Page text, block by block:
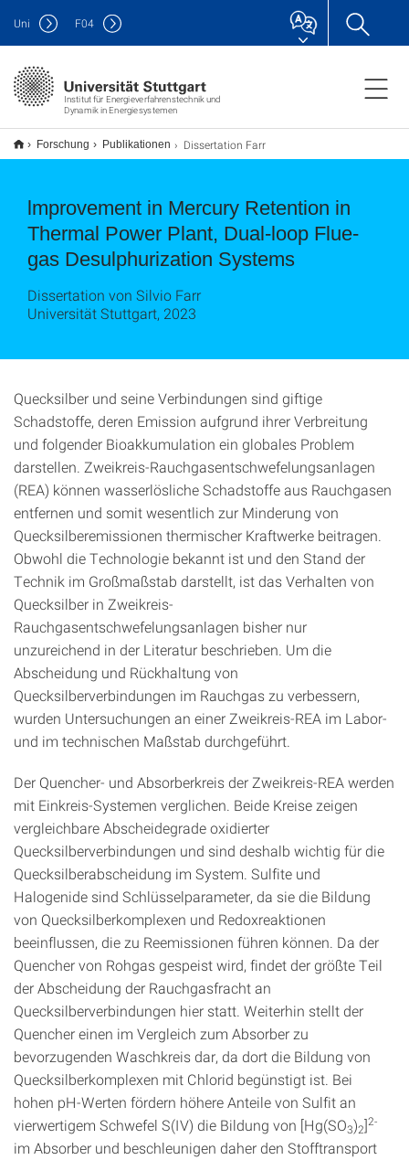
Institut für Energieverfahrenstechnik und
Dynamik in Energiesystemen
Uni F04
Forschung Publikationen Dissertation Farr
lmprovement in Mercury Retention in
Thermal Power Plant, Dual-loop Flue-
gas Desulphurization Systems
Dissertation von Silvio Farr
Universität Stuttgart, 2023
Quecksilber und seine Verbindungen sind giftige
Schadstoffe, deren Emission aufgrund ihrer Verbreitung
und folgender Bioakkumulation ein globales Problem
darstellen. Zweikreis-Rauchgasentschwefelungsanlagen
(REA) können wasserlösliche Schadstoffe aus Rauchgasen
entfernen und somit wesentlich zur Minderung von
Quecksilberemissionen thermischer Kraftwerke beitragen.
Obwohl die Technologie bekannt ist und den Stand der
Technik im Großmaßstab darstellt, ist das Verhalten von
Quecksilber in Zweikreis-
Rauchgasentschwefelungsanlagen bisher nur
unzureichend in der Literatur beschrieben. Um die
Abscheidung und Rückhaltung von
Quecksilberverbindungen im Rauchgas zu verbessern,
wurden Untersuchungen an einer Zweikreis-REA im Labor-
und im technischen Maßstab durchgeführt.
Der Quencher- und Absorberkreis der Zweikreis-REA werden
mit Einkreis-Systemen verglichen. Beide Kreise zeigen
vergleichbare Abscheidegrade oxidierter
Quecksilberverbindungen und sind deshalb wichtig für die
Quecksilberabscheidung im System. Sulfite und
Halogenide sind Schlüsselparameter, da sie die Bildung
von Quecksilberkomplexen und Redoxreaktionen
beeinflussen, die zu Reemissionen führen können. Da der
Quencher von Rohgas gespeist wird, findet der größte Teil
der Abscheidung der Rauchgasfracht an
Quecksilberverbindungen hier statt. Weiterhin stellt der
Quencher einen im Vergleich zum Absorber zu
bevorzugenden Waschkreis dar, da dort die Bildung von
Quecksilberkomplexen mit Chlorid begünstigt ist. Bei
hohen pH-Werten fördern höhere Anteile von Sulfit an
vierwertigem Schwefel S(IV) die Bildung von [Hg(SO3)2]2-
im Absorber und beschleunigen daher den Stofftransport